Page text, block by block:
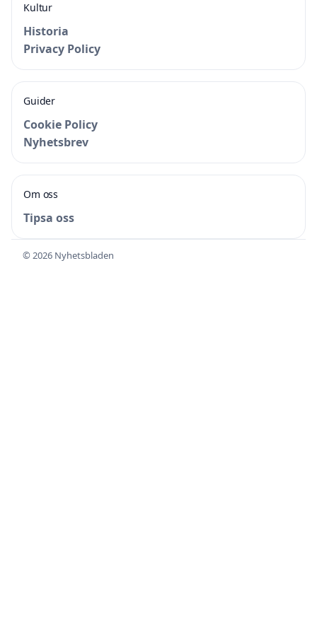
Kultur
Historia
Privacy Policy
Guider
Cookie Policy
Nyhetsbrev
Om oss
Tipsa oss
© 2026 Nyhetsbladen